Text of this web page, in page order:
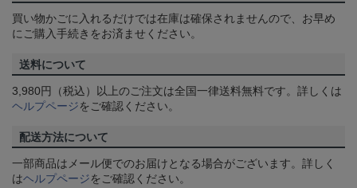
買い物かごに入れるだけでは在庫は確保されませんので、お早め
にご購入手続きをお済ませください。
送料について
3,980円（税込）以上のご注文は全国一律送料無料です。詳しくは
ヘルプページをご確認ください。
配送方法について
一部商品はメール便でのお届けとなる場合がございます。詳しく
はヘルプページをご確認ください。